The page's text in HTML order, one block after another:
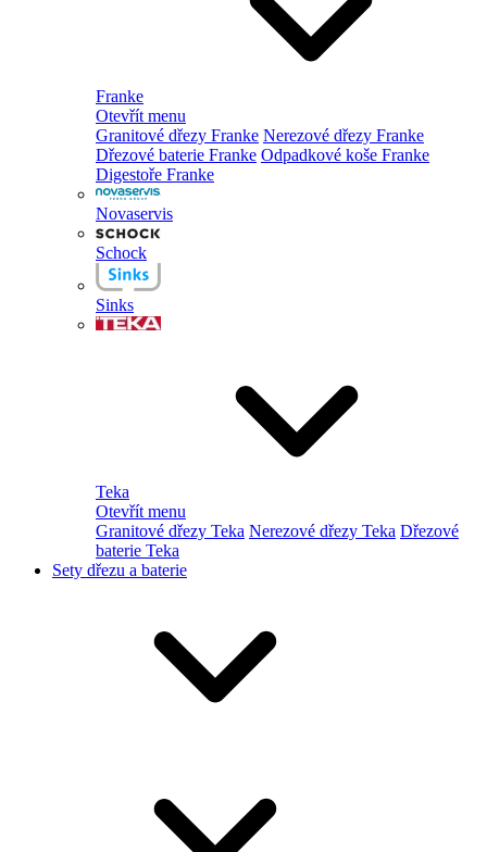
Franke
Otevřít menu
Granitové dřezy Franke Nerezové dřezy Franke
Dřezové baterie Franke Odpadkové koše Franke
Digestoře Franke
Novaservis
Schock
Sinks
Teka
Otevřít menu
Granitové dřezy Teka Nerezové dřezy Teka Dřezové
baterie Teka
Sety dřezu a baterie